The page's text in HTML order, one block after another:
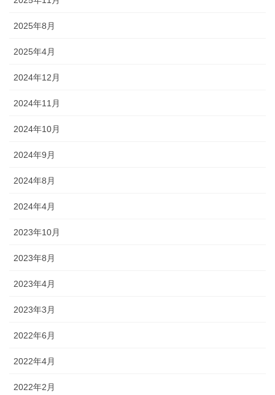
2025年8月
2025年4月
2024年12月
2024年11月
2024年10月
2024年9月
2024年8月
2024年4月
2023年10月
2023年8月
2023年4月
2023年3月
2022年6月
2022年4月
2022年2月